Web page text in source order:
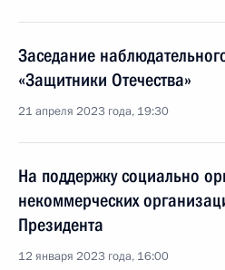
Заседание
«Защитники Отечества»
21 апреля 2023 года, 19:30
На поддержку социально
некоммерческих
Президента
12 января 2023 года, 16:00